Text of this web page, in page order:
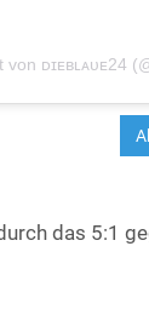
ᴅɪᴇʙʟᴀᴜᴇ24
das 5:1